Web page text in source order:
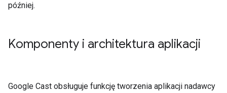
później.
Komponenty i architektura aplikacji
Google Cast obsługuje funkcję tworzenia aplikacji nadawcy